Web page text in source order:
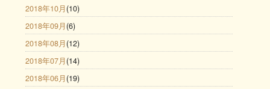
2018年10月 (10)
2018年09月 (6)
2018年08月 (12)
2018年07月 (14)
2018年06月 (19)